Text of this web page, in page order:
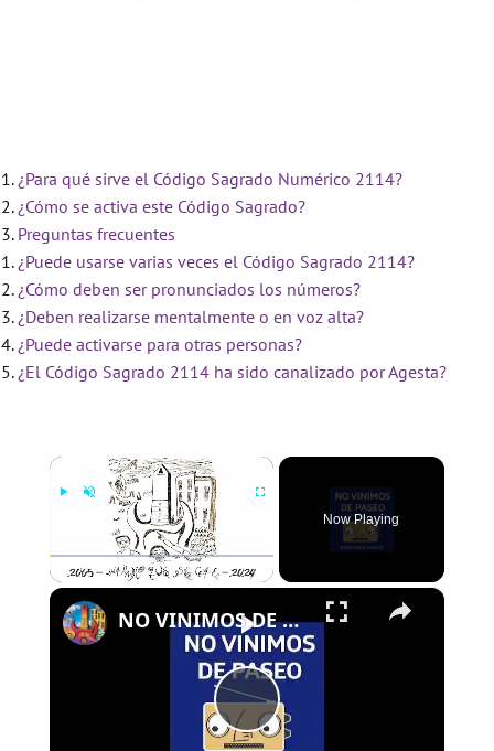
¿Para qué sirve el Código Sagrado Numérico 2114?
¿Cómo se activa este Código Sagrado?
Preguntas frecuentes
¿Puede usarse varias veces el Código Sagrado 2114?
¿Cómo deben ser pronunciados los números?
¿Deben realizarse mentalmente o en voz alta?
¿Puede activarse para otras personas?
¿El Código Sagrado 2114 ha sido canalizado por Agesta?
×
Now Playing
×
P
NO VINIMOS DE PASEO - PROGRAMA 109 - 01/08/2024